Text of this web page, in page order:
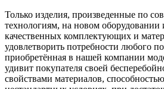
Только изделия, произведенные по
технологиям, на новом оборудовании
качественных комплектующих и
удовлетворить потребности любого
приобретённая в нашей компании
удивит покупателя своей
свойствами материалов,